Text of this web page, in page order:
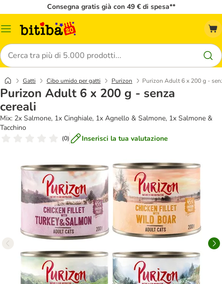
Consegna gratis già con 49 € di spesa**
Overview
Cerca
Gatti Cibo umido per gatti Purizon Purizon Adult 6 x 200 g -
Purizon Adult 6 x 200 g - senza
cereali
Mix: 2x Salmone, 1x Cinghiale, 1x Agnello & Salmone, 1x Salmone &
Tacchino
(0) Inserisci la tua valutazione